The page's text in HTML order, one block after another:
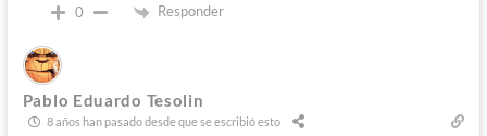
0 Responder
Pablo Eduardo Tesolin
8 años han pasado desde que se escribió esto